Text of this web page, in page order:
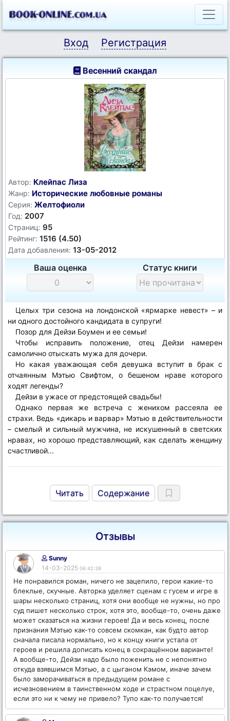
Вход Регистрация
Весенний скандал
Автор: Клейпас Лиза
Жанр: Исторические любовные романы
Серия: Желтофиоли
Год: 2007
Страниц: 95
Рейтинг: 1516 (4.50)
Дата добавления: 13-05-2012
Ваша оценка Статус книги
Целых три сезона на лондонской «ярмарке невест» – и
ни одного достойного кандидата в супруги!
Позор для Дейзи Боумен и ее семьи!
Чтобы исправить положение, отец Дейзи намерен
самолично отыскать мужа для дочери.
Но какая уважающая себя девушка вступит в брак с
отчаянным Мэтью Свифтом, о бешеном нраве которого
ходят легенды?
Дейзи в ужасе от предстоящей свадьбы!
Однако первая же встреча с женихом рассеяла ее
страхи. Ведь «дикарь и варвар» Мэтью в действительности
– смелый и сильный мужчина, не искушенный в светских
нравах, но хорошо представляющий, как сделать женщину
счастливой...
Читать Содержание
Отзывы
Sunny
14-03-2025 06:42:39
Не понравился роман, ничего не зацепило, герои какие-то
блеклые, скучные. Авторка уделяет сценам с гусем и игре в
шары несколько страниц, хотя они вообще не нужны, но про
суд пишет несколько строк, хотя это, вообще-то, очень даже
может сказаться на жизни героев! Да и весь конец, после
признания Мэтью как-то совсем скомкан, как будто автор
сначала писала нормально, но к концу книги устала от
героев и решила дописать конец в сокращённом варианте!
А вообще-то, Дейзи надо было поженить не с непонятно
откуда взявшимся Мэтью, а с цыганом Кэмом, иначе зачем
было заморачиваться в предыдущем романе с
исчезновением в таинственном ходе и страстном поцелуе,
если это ни к чему не привело? Тупо как-то получается!